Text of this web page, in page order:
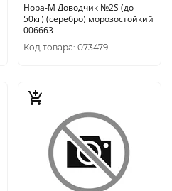
Нора-М Доводчик №2S (до
50кг) (серебро) морозостойкий
006663
Код товара: 073479